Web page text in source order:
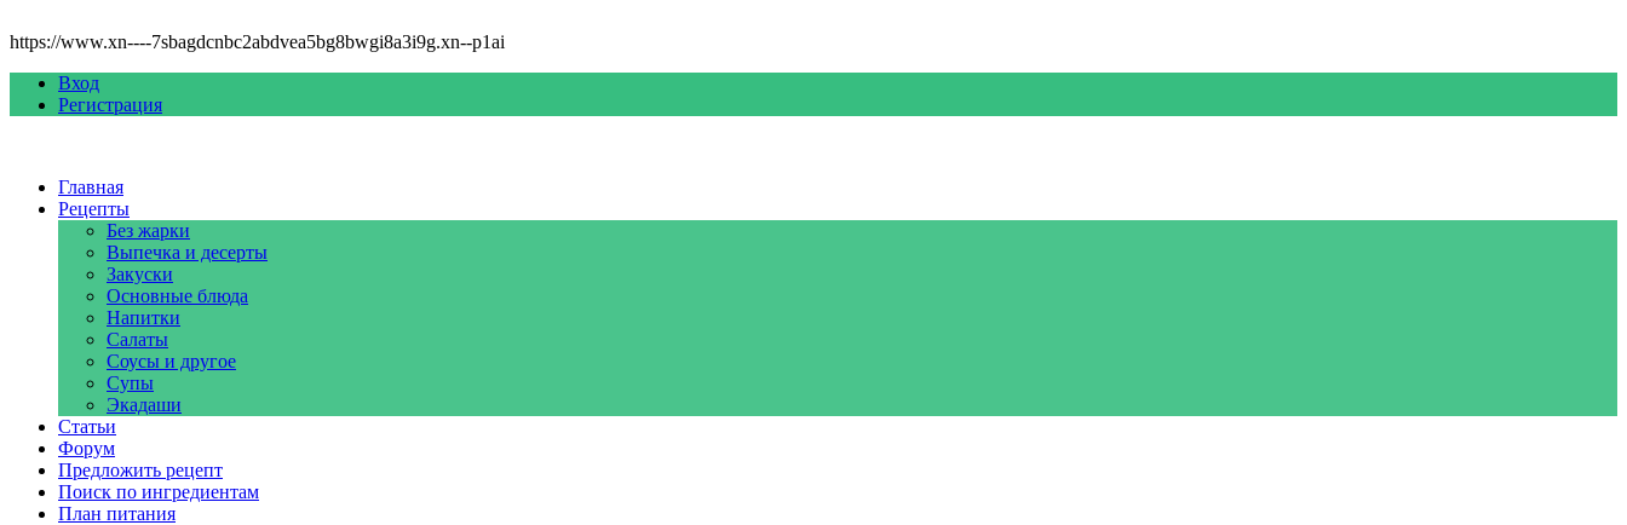
https://www.xn----7sbagdcnbc2abdvea5bg8bwgi8a3i9g.xn--p1ai
Вход
Регистрация
Главная
Рецепты
Без жарки
Выпечка и десерты
Закуски
Основные блюда
Напитки
Салаты
Соусы и другое
Супы
Экадаши
Статьи
Форум
Предложить рецепт
Поиск по ингредиентам
План питания